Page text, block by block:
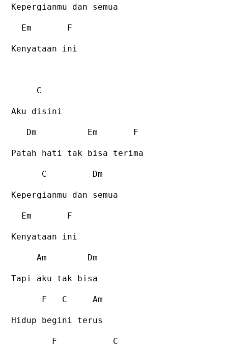
Kepergianmu dan semua
Em F
Kenyataan ini
C
Aku disini
Dm Em F
Patah hati tak bisa terima
C Dm
Kepergianmu dan semua
Em F
Kenyataan ini
Am Dm
Tapi aku tak bisa
F C Am
Hidup begini terus
F C